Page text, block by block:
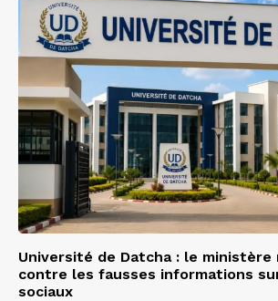
Université de Datcha : le ministère
contre les fausses informations
sociaux